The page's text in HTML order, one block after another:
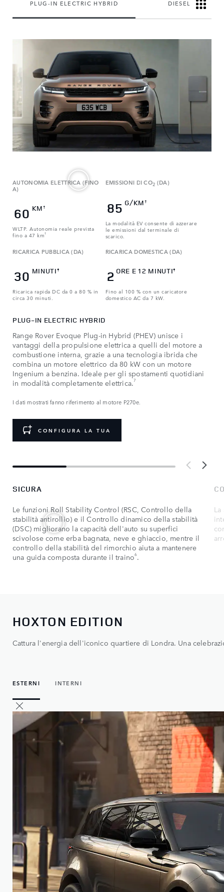
PLUG-IN ELECTRIC HYBRID DIESEL MILD
AUTONOMIA ELETTRICA (FINO
A)
60 KM†
WLTP. Autonomia reale prevista
fino a 47 km†
EMISSIONI DI CO2 (DA)
85 G/KM†
La modalità EV consente di azzerare
le emissioni dal terminale di
scarico.
RICARICA PUBBLICA (DA)
30 MINUTI‡
Ricarica rapida DC da 0 a 80 % in
circa 30 minuti.
RICARICA DOMESTICA (DA)
2 ORE E 12 MINUTI‡
Fino al 100 % con un caricatore
domestico AC da 7 kW.
PLUG-IN ELECTRIC HYBRID
Range Rover Evoque Plug-in Hybrid (PHEV) unisce i
vantaggi della propulsione elettrica a quelli del motore a
combustione interna, grazie a una tecnologia ibrida che
combina un motore elettrico da 80 kW con un motore
Ingenium a benzina. Ideale per gli spostamenti quotidiani
in modalità completamente elettrica.7
I dati mostrati fanno riferimento al motore P270e.
CONFIGURA LA TUA
SICURA
Le funzioni Roll Stability Control (RSC, Controllo della
stabilità antirollio) e il Controllo dinamico della stabilità
(DSC) migliorano la capacità dell'auto su superfici
scivolose come erba bagnata, neve e ghiaccio, mentre il
controllo della stabilità del rimorchio aiuta a mantenere
una guida composta durante il traino6.
HOXTON EDITION
Cattura l'energia dell'iconico quartiere di Londra. Una
ESTERNI INTERNI